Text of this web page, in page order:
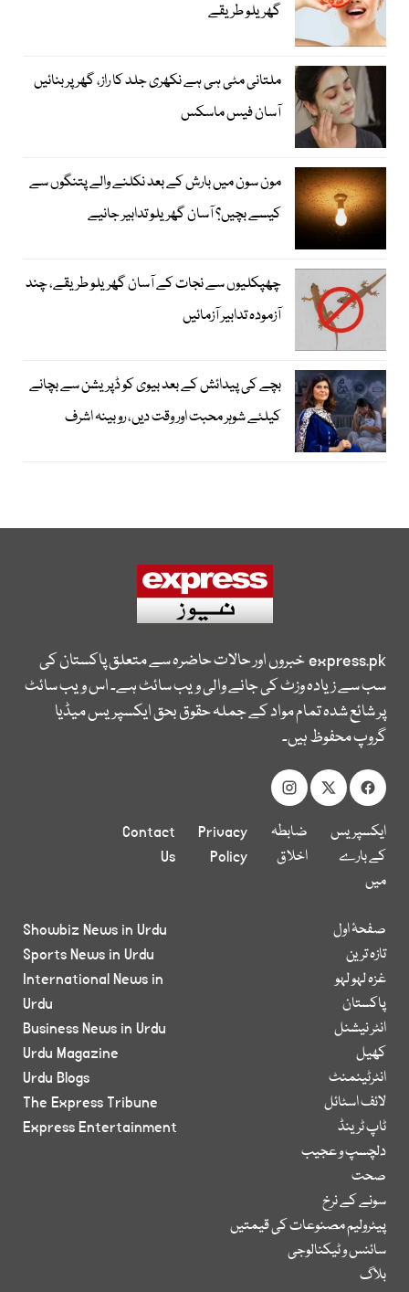
گھریلو طریقے
ملتانی مٹی ہی ہے نکھری جلد کا راز، گھر پر بنائیں
آسان فیس ماسکس
مون سون میں بارش کے بعد نکلنے والے پتنگوں سے
کیسے بچیں؟ آسان گھریلو تدابیر جانیے
چھپکلیوں سے نجات کے آسان گھریلو طریقے، چند
آزمودہ تدابیر آزمائیں
بچے کی پیدائش کے بعد بیوی کو ڈپریشن سے بچانے
کیلئے شوہر محبت اور وقت دیں، روبینہ اشرف
express.pkخبروں اور حالات حاضرہ سے متعلق پاکستان کی
سب سے زیادہ وزٹ کی جانے والی ویب سائٹ ہے۔ اس ویب سائٹ
پر شائع شدہ تمام مواد کے جملہ حقوق بحق ایکسپریس میڈیا
گروپ محفوظ ہیں۔
ایکسپریس
کے بارے
میں
ضابطہ
اخلاق
Privacy
Policy
Contact
Us
صفحۂ اول
تازہ ترین
غزہ لہو لہو
پاکستان
انٹر نیشنل
کھیل
انٹرٹینمنٹ
لائف اسٹائل
ٹاپ ٹرینڈ
دلچسپ و عجیب
صحت
سونے کے نرخ
پیٹرولیم مصنوعات کی قیمتیں
سائنس و ٹیکنالوجی
بلاگ
Showbiz News in Urdu
Sports News in Urdu
International News in
Urdu
Business News in Urdu
Urdu Magazine
Urdu Blogs
The Express Tribune
Express Entertainment